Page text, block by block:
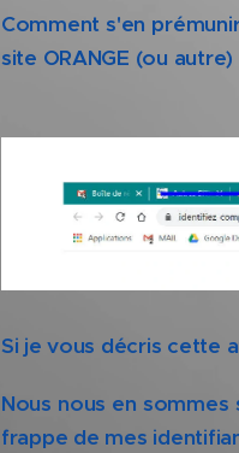
Comment s'en
site ORANGE (ou
Si je vous décris cette
Nous nous en
frappe de mes